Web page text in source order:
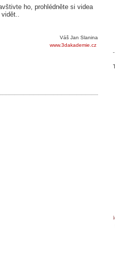
ho, prohlédněte si videa
Váš Jan Slanina
www.3dakademie.cz